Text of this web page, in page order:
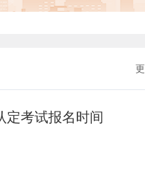
定考试报名时间